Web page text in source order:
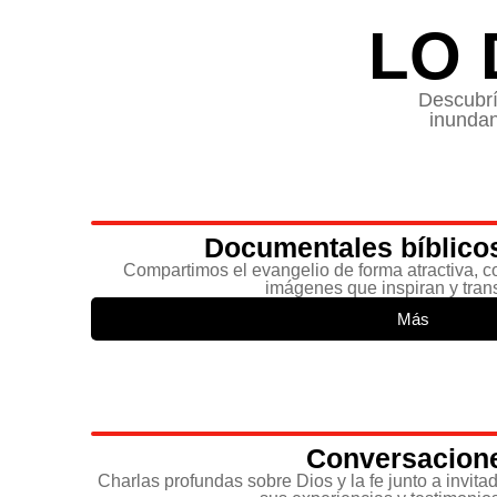
LO
Documentales
Compartimos el evangelio de forma atractiva,
imágenes que inspiran y
Más
Charlas profundas sobre Dios y la fe junto a